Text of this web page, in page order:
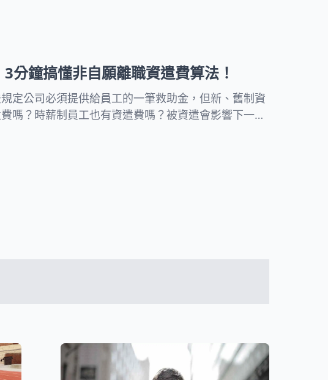
分鐘搞懂非自願離職資遣費算法！
定公司必須提供給員工的一筆救助金，但新、舊制資
嗎？時薪制員工也有資遣費嗎？被資遣會影響下一份
解釋非自願離職資遣費的計算方法和法律規定！